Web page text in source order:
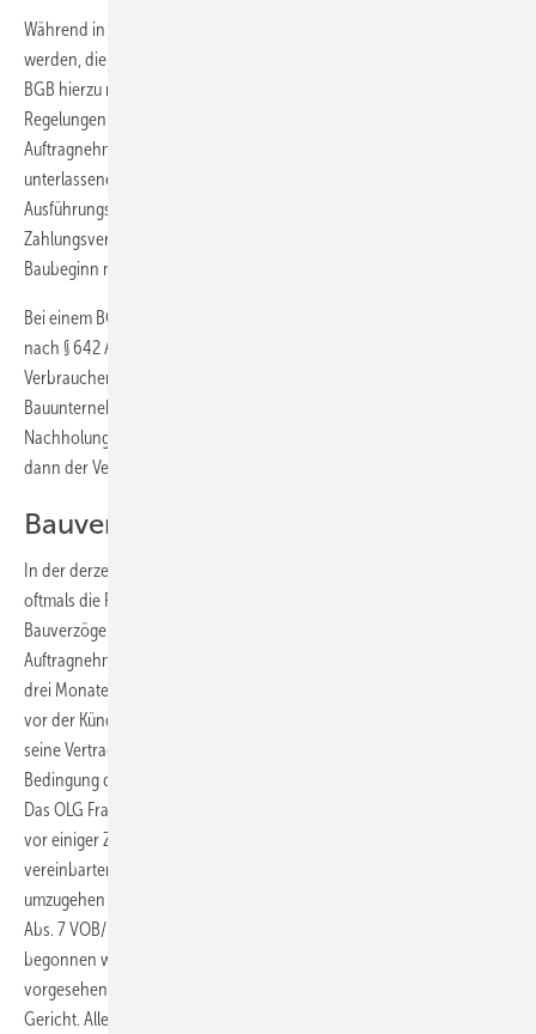
Während in der VOB/B eine ganze Reihe von Tatbeständen aufgeführt
werden, die einen wichtigen Kündigungsgrund darstellen, enthält das
BGB hierzu nichts Konkretes. Allerdings dürften die VOB/B-
Regelungen dazu Orientierung sein. Als wichtige Gründe für eine
Auftragnehmerkündigung sind in der VOB/B unter anderem genannt:
unterlassene Mitwirkungen durch den Auftraggeber, z. B. Fehlen von
Ausführungsplänen, Nichtbeschaffung von Genehmigungen,
Zahlungsverzüge oder fehlende Auskünfte über den voraussichtlichen
Baubeginn nach § 5 Abs. 2 VOB/B.
Bei einem BGB-Vertrag ist ebenfalls die Mitwirkung des Bestellers
nach § 642 Abs. 1 BGB erforderlich bzw. der Besteller oder
Verbraucher dazu verpflichtet. Erfolgt dies nicht, ist der
Bauunternehmer berechtigt, dem Besteller eine angemessene Frist zur
Nachholung der Handlung zu setzen. Verstreicht die Frist erfolglos, gilt
dann der Vertrag nach § 643 BGB als aufgehoben.
Bauverzug und Kündigung
In der derzeit angespannten Situation verfügbarer Kapazitäten steht
oftmals die Frage, ob und wie lange ein Auftragnehmer
Bauverzögerungen hinnehmen muss. Nach der VOB/B kann der
Auftragnehmer kündigen, wenn eine Bauunterbrechung länger als
drei Monate dauert (§ 6 Abs. 7 VOB/B). Der Auftragnehmer hat jedoch
vor der Kündigung dem Auftraggeber erst eine angemessene Frist für
seine Vertragserfüllung zu setzen und sollte die Kündigung unter die
Bedingung des fruchtlosen Verstreichens der gewährten Frist stellen.
Das OLG Frankfurt (Urteil vom 28. April 2017 – 29 U 166/16) hat sich
vor einiger Zeit mit der Frage beschäftigt, wie bei einem vertraglich
vereinbarten Abruf einer Leistung mit Verzögerungen des Abrufs
umzugehen ist. Das Kündigungsrecht des Auftragnehmers nach § 6
Abs. 7 VOB/B setzt nicht voraus, dass mit den Arbeiten bereits
begonnen worden ist. Es reicht auch aus, dass sich der vertraglich
vorgesehene Beginn um mehr als drei Monate hinausschiebt, so das
Gericht. Allerdings sei eine den Baubeginn nicht fixierende, sondern